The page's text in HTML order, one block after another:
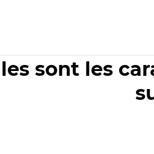
sont les